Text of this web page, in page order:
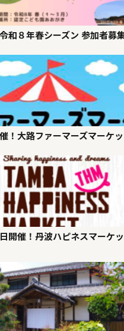
和８年春シーズン 参加者募
！大路ファーマーズマーケ
開催！丹波ハピネスマーケ